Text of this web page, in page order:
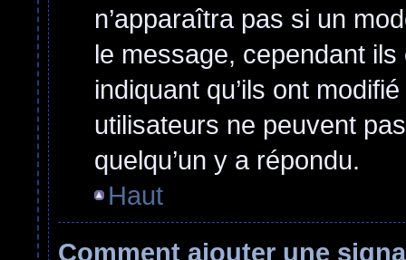
n’apparaîtra pas si un
le message, cependant
indiquant qu’ils ont
utilisateurs ne peuvent
quelqu’un y a répondu.
Haut
Comment ajouter une